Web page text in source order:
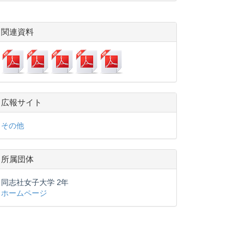
関連資料
広報サイト
その他
所属団体
同志社女子大学 2年
ホームページ